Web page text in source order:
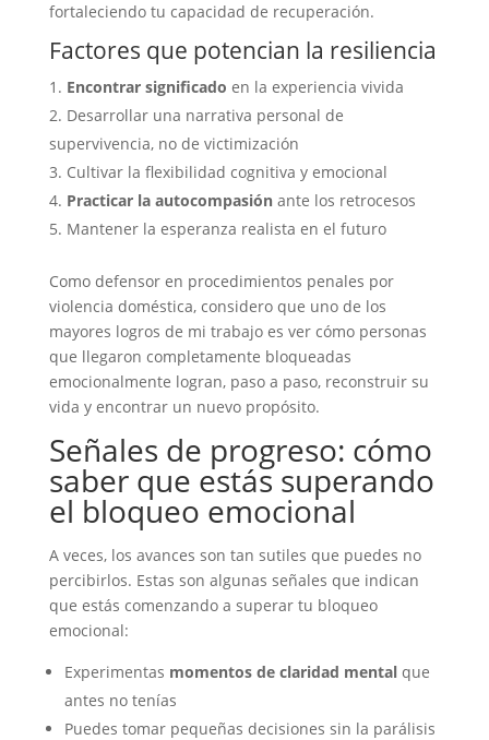
fortaleciendo tu capacidad de recuperación.
Factores que potencian la resiliencia
Encontrar significado en la experiencia vivida
Desarrollar una narrativa personal de
supervivencia, no de victimización
Cultivar la flexibilidad cognitiva y emocional
Practicar la autocompasiónante los retrocesos
Mantener la esperanza realista en el futuro
Como defensor en procedimientos penales por
violencia doméstica, considero que uno de los
mayores logros de mi trabajo es ver cómo personas
que llegaron completamente bloqueadas
emocionalmente logran, paso a paso, reconstruir su
vida y encontrar un nuevo propósito.
Señales de progreso: cómo
saber que estás superando
el bloqueo emocional
A veces, los avances son tan sutiles que puedes no
percibirlos. Estas son algunas señales que indican
que estás comenzando a superar tu bloqueo
emocional:
Experimentas momentos de claridad mentalque
antes no tenías
Puedes tomar pequeñas decisiones sin la parálisis